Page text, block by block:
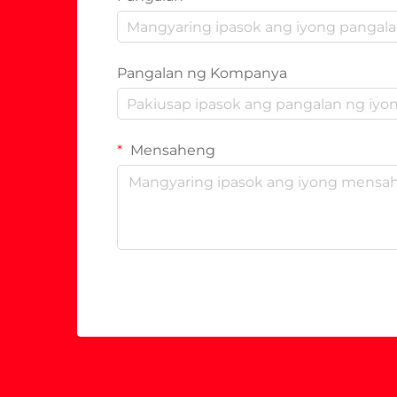
Pangalan ng Kompanya
Mensaheng